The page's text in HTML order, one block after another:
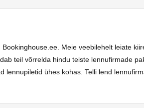
Meie veebilehelt leiate
teil võrrelda hindu teiste lennufirmade
ühes kohas. Telli lend